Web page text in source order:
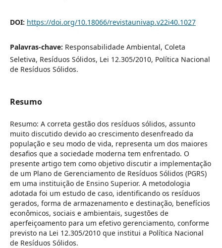
DOI: https://doi.org/10.18066/revistaunivap.v22i40.1027
Palavras-chave: Responsabilidade Ambiental, Coleta
Seletiva, Resíduos Sólidos, Lei 12.305/2010, Política Nacional
de Resíduos Sólidos.
Resumo
Resumo: A correta gestão dos resíduos sólidos, assunto
muito discutido devido ao crescimento desenfreado da
população e seu modo de vida, representa um dos maiores
desafios que a sociedade moderna tem enfrentado. O
presente artigo tem como objetivo discutir a implementação
de um Plano de Gerenciamento de Resíduos Sólidos (PGRS)
em uma instituição de Ensino Superior. A metodologia
adotada foi um estudo de caso, identificando os resíduos
gerados, forma de armazenamento e destinação, benefícios
econômicos, sociais e ambientais, sugestões de
aperfeiçoamento para um efetivo gerenciamento, conforme
previsto na Lei 12.305/2010 que institui a Política Nacional
de Resíduos Sólidos.